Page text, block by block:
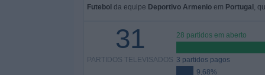
Futebol da equipe Deportivo Armenioem Portugal ,
31
PARTIDOS TELEVISADOS
28 partidos em aberto
3 partidos pagos
9,68%